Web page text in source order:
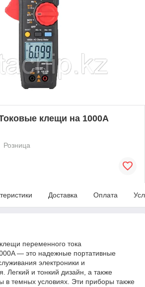
клещи на 1000А
Розница
Доставка Оплата
переменного тока
— это надежные портативные
электроники и
Легкий и тонкий дизайн, а также
в темных условиях. Эти приборы также